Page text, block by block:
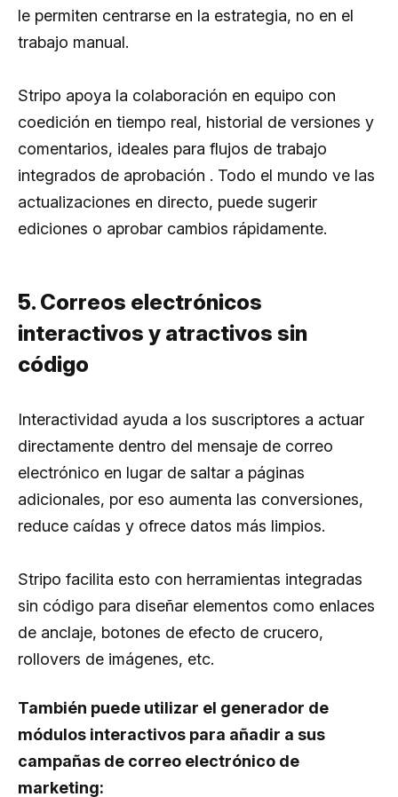
le permiten centrarse en la estrategia, no en el
trabajo manual.
Stripo apoya la colaboración en equipo con
coedición en tiempo real, historial de versiones y
comentarios, ideales para flujos de trabajo
integrados de aprobación . Todo el mundo ve las
actualizaciones en directo, puede sugerir
ediciones o aprobar cambios rápidamente.
5. Correos electrónicos
interactivos y atractivos sin
código
Interactividad ayuda a los suscriptores a actuar
directamente dentro del mensaje de correo
electrónico en lugar de saltar a páginas
adicionales, por eso aumenta las conversiones,
reduce caídas y ofrece datos más limpios.
Stripo facilita esto con herramientas integradas
sin código para diseñar elementos como enlaces
de anclaje, botones de efecto de crucero,
rollovers de imágenes, etc.
También puede utilizar el generador de
módulos interactivos para añadir a sus
campañas de correo electrónico de
marketing: